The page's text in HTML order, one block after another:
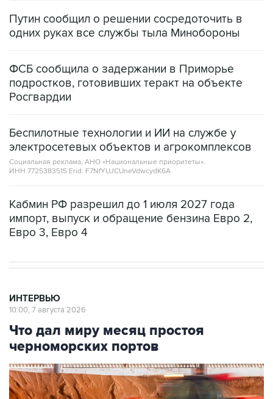
Путин сообщил о решении сосредоточить в
одних руках все службы тыла Минобороны
ФСБ сообщила о задержании в Приморье
подростков, готовивших теракт на объекте
Росгвардии
Беспилотные технологии и ИИ на службе у
электросетевых объектов и агрокомплексов
Социальная реклама, АНО «Национальные приоритеты».
ИНН 7725383515 Erid: F7NfYUJCUneVdwcydK6A
Кабмин РФ разрешил до 1 июля 2027 года
импорт, выпуск и обращение бензина Евро 2,
Евро 3, Евро 4
ИНТЕРВЬЮ
10:00, 7 августа 2026
Что дал миру месяц простоя
черноморских портов